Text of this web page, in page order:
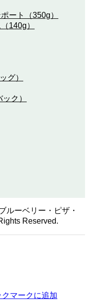
ート（350g）
140g）
グ）
ク）
ルーベリー・ピザ・
Reserved.